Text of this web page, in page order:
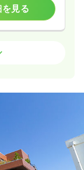
見る
を見る